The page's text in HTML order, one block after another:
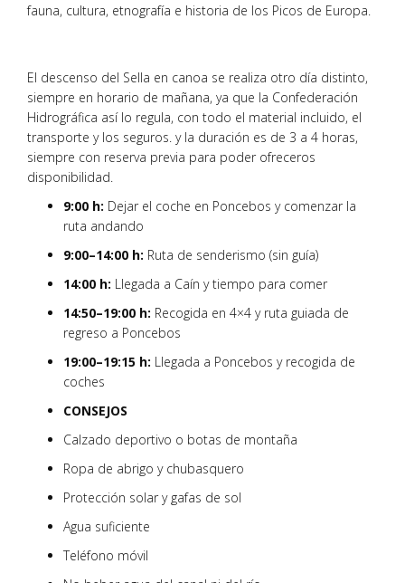
fauna, cultura, etnografía e historia de los Picos de Europa.
El descenso del Sella en canoa se realiza otro día distinto,
siempre en horario de mañana, ya que la Confederación
Hidrográfica así lo regula, con todo el material incluido, el
transporte y los seguros. y la duración es de 3 a 4 horas,
siempre con reserva previa para poder ofreceros
disponibilidad.
9:00 h: Dejar el coche en Poncebos y comenzar la
ruta andando
9:00–14:00 h: Ruta de senderismo (sin guía)
14:00 h: Llegada a Caín y tiempo para comer
14:50–19:00 h: Recogida en 4×4 y ruta guiada de
regreso a Poncebos
19:00–19:15 h: Llegada a Poncebos y recogida de
coches
CONSEJOS
Calzado deportivo o botas de montaña
Ropa de abrigo y chubasquero
Protección solar y gafas de sol
Agua suficiente
Teléfono móvil